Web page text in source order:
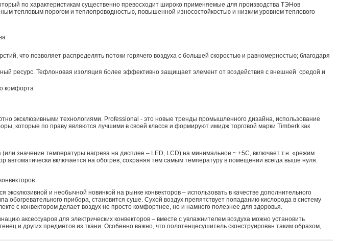
по характеристикам существенно превосходит широко применяемые для производства ТЭНов
тепловым порогом и теплопроводностью, повышенной износостойкостью и низким уровнем теплового
что позволяет распределять потоки горячего воздуха с большей скоростью и равномерностью; благодаря
ресурс. Тефлоновая изоляция более эффективно защищает элемент от воздействия с внешней средой и
комфорта
эксклюзивными технологиями. Professional - это новые тренды промышленного дизайна, использование
которые по праву являются лучшими в своей классе и формируют имидж торговой марки Timberk как
значение температуры нагрева на дисплее – LED, LCD) на минимальное ~ +5C, включает т.н. «режим
включается на обогрев, сохраняя тем самым температуру в помещении всегда выше нуля.
и необычной новинкой на рынке конвекторов – использовать в качестве дополнительного
обогревательного прибора, становится суше. Сухой воздух препятствует попаданию кислорода в систему
с конвектором делает воздух не просто комфортнее, но и намного полезнее для здоровья.
аксессуаров для электрических конвекторов – вместе с увлажнителем воздуха можно установить
и других предметов из ткани. Особенно важно, что полотенцесушитель сконструирован таким образом,